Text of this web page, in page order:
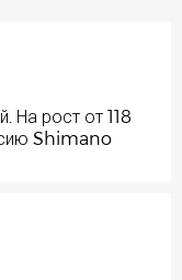
На рост от 118
Shimano